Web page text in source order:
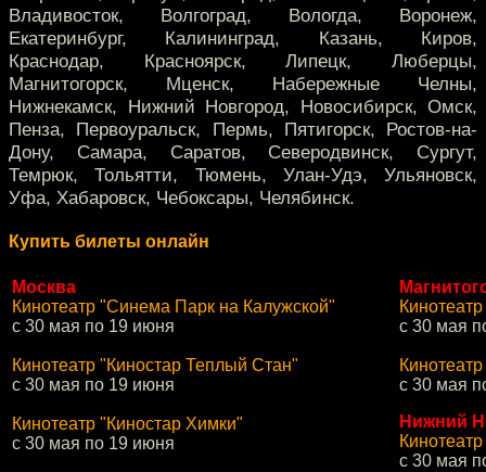
Владивосток, Волгоград, Вологда, Воронеж,
Екатеринбург, Калининград, Казань, Киров,
Краснодар, Красноярск, Липецк, Люберцы,
Магнитогорск, Мценск, Набережные Челны,
Нижнекамск, Нижний Новгород, Новосибирск, Омск,
Пенза, Первоуральск, Пермь, Пятигорск, Ростов-на-
Дону, Самара, Саратов, Северодвинск, Сургут,
Темрюк, Тольятти, Тюмень, Улан-Удэ, Ульяновск,
Уфа, Хабаровск, Чебоксары, Челябинск.
Купить билеты онлайн
Москва
Кинотеатр "Синема Парк на Калужской"
с 30 мая по 19 июня
Кинотеатр "Киностар Теплый Стан"
с 30 мая по 19 июня
Кинотеатр "Киностар Химки"
с 30 мая по 19 июня
с 30 мая
с 30 мая
Нижний
с 30 мая